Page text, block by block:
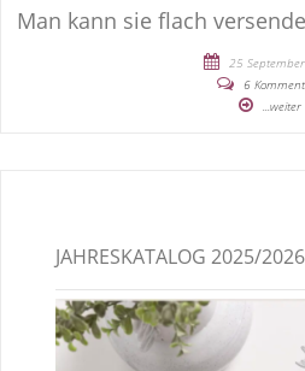
Man kann sie flach
25
6
...weiter
JAHRESKATALOG 2025/2026